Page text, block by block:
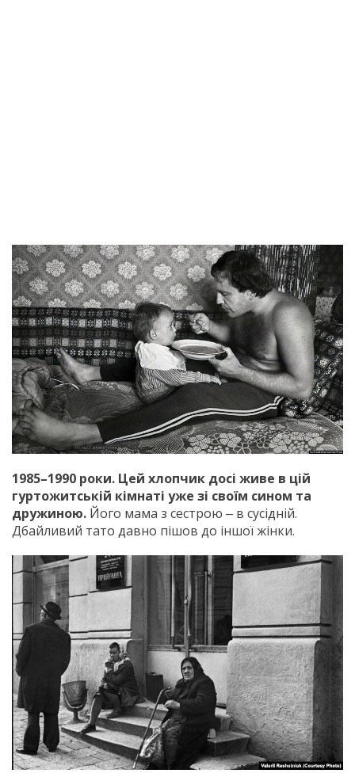
1985–1990 роки. Цей хлопчик досі живе в цій
гуртожитській кімнаті уже зі своїм сином та
дружиною. Його мама з сестрою ‒ в сусідній.
Дбайливий тато давно пішов до іншої жінки.